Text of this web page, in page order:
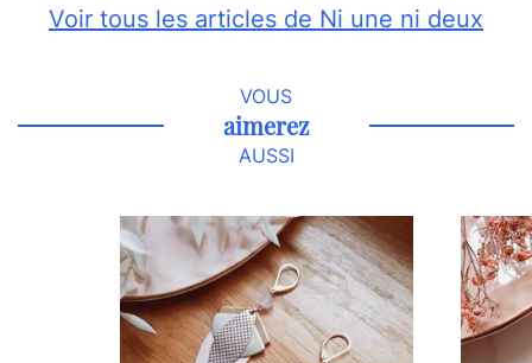
Voir tous les articles de Ni une ni deux
VOUS
aimerez
AUSSI